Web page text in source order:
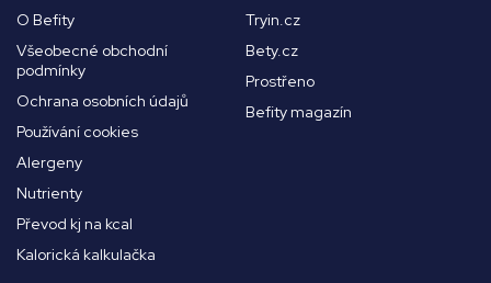
O Befity
Všeobecné obchodní
podmínky
Ochrana osobních údajů
Používání cookies
Alergeny
Nutrienty
Převod kj na kcal
Kalorická kalkulačka
Tryin.cz
Bety.cz
Prostřeno
Befity magazín